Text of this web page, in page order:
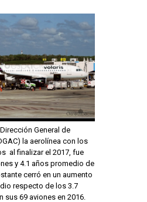
General de
la aerolínea con los
al finalizar el 2017, fue
y 4.1 años promedio de
cerró en un aumento
respecto de los 3.7
sus 69 aviones en 2016.